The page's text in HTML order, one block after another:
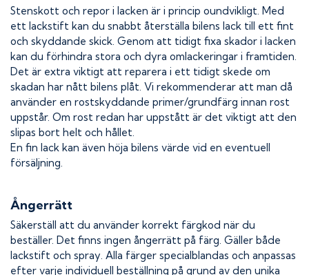
Stenskott och repor i lacken är i princip oundvikligt. Med
ett lackstift kan du snabbt återställa bilens lack till ett fint
och skyddande skick. Genom att tidigt fixa skador i lacken
kan du förhindra stora och dyra omlackeringar i framtiden.
Det är extra viktigt att reparera i ett tidigt skede om
skadan har nått bilens plåt. Vi rekommenderar att man då
använder en rostskyddande primer/grundfärg innan rost
uppstår. Om rost redan har uppstått är det viktigt att den
slipas bort helt och hållet.
En fin lack kan även höja bilens värde vid en eventuell
försäljning.
Ångerrätt
Säkerställ att du använder korrekt färgkod när du
beställer. Det finns ingen ångerrätt på färg. Gäller både
lackstift och spray. Alla färger specialblandas och anpassas
efter varje individuell beställning på grund av den unika